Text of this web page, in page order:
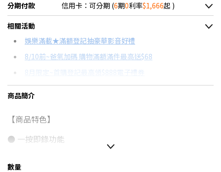
分期付款 信用卡：可分期 (6期0利率$1,666起 )
＊實際可分期數、適用利率，請以購物車顯示為主
信用卡分期
分期數
6期 0利率
12期
24期
每期金額 配合銀行/業者
相關活動
娛樂滿載★滿額登記抽豪華影音好禮
8/10前~爸氣加碼 購物滿額滿件最高送$68
8月限定~首購登記最高領$888電子禮券
台灣大哥大Open Possible聯名卡滿額最高回饋25%
商品簡介
【商品特色】
● 一按即錄功能
數量